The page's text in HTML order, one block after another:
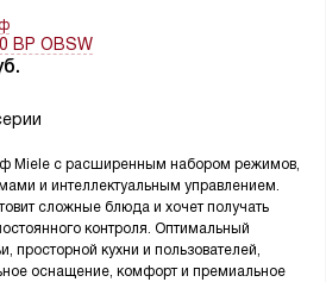
BP OBSW
Miele с расширенным набором режимов,
и интеллектуальным управлением.
сложные блюда и хочет получать
контроля. Оптимальный
просторной кухни и пользователей,
оснащение, комфорт и премиальное